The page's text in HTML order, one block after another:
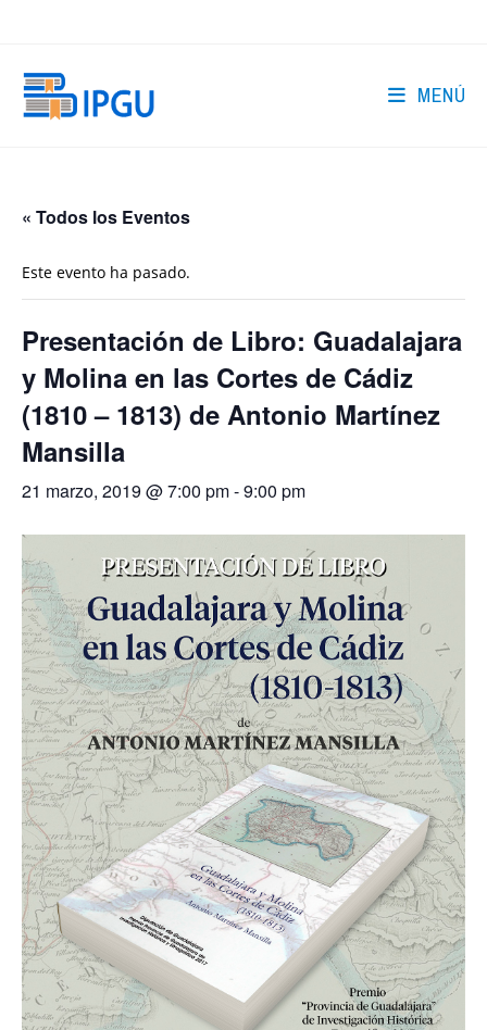
MENÚ
« Todos los Eventos
Este evento ha pasado.
Presentación de Libro: Guadalajara
y Molina en las Cortes de Cádiz
(1810 – 1813) de Antonio Martínez
Mansilla
21 marzo, 2019 @ 7:00 pm-9:00 pm